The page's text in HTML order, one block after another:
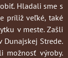
Hladali sme s
príliž veľké, také
v meste. Zašli
Strede.
možnosť výroby.